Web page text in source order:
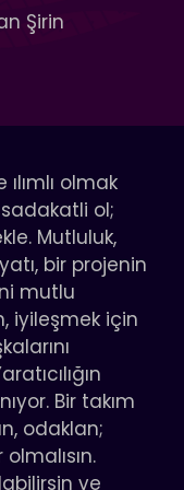
Şirin
olmak
ol;
Mutluluk,
bir projenin
mutlu
iyileşmek için
Bir takım
odaklan;
ve